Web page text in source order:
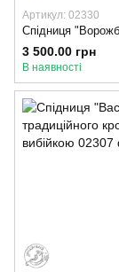
Артикул: 02330
3 500.00 грн
В наявності